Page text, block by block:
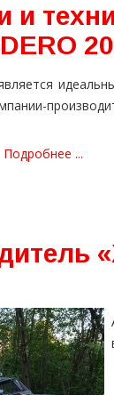
и
Подробнее ...